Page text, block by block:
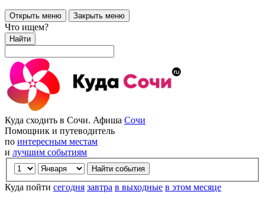
Открыть меню Закрыть меню
Что ищем?
Найти
Куда сходить в Сочи. Афиша Сочи
Помощник и путеводитель
по интересным местам
и лучшим событиям
Куда пойти сегодня завтра в выходные в этом месяце